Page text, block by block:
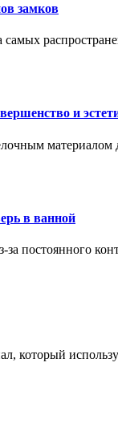
замков
и
в ванной
который